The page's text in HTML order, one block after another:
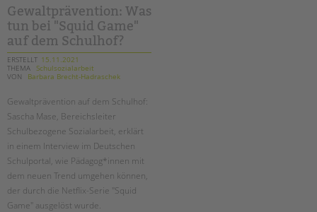
tandem als Arbeitgeberin
NEWS/BLOG
unkuerzbar
Briefe an Kai
PRESSE
Magazin
KONTAKT
Impressum
Datenschutz
Gewaltprävention: Was
tun bei "Squid Game"
auf dem Schulhof?
ERSTELLT 15.11.2021
THEMA Schulsozialarbeit
VON
Barbara Brecht-Hadraschek
Gewaltprävention auf dem Schulhof:
Sascha Mase, Bereichsleiter
Schulbezogene Sozialarbeit, erklärt
in einem Interview im Deutschen
Schulportal, wie Pädagog*innen mit
dem neuen Trend umgehen können,
der durch die Netflix-Serie "Squid
Game" ausgelöst wurde.